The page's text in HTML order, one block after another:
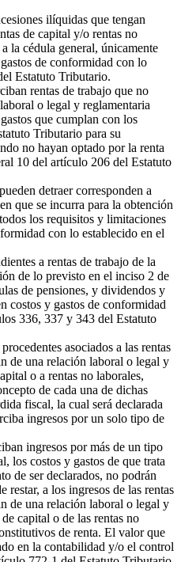
ilíquidas que tengan
de capital y/o rentas no
la cédula general, únicamente
de conformidad con lo
Estatuto Tributario.
rentas de trabajo que no
o legal y reglamentaria
que cumplan con los
Tributario para su
no hayan optado por la renta
10 del artículo 206 del Estatuto
detraer corresponden a
que se incurra para la obtención
los requisitos y limitaciones
con lo establecido en el
a rentas de trabajo de la
de lo previsto en el inciso 2 de
de pensiones, y dividendos y
costos y gastos de conformidad
336, 337 y 343 del Estatuto
asociados a las rentas
de una relación laboral o legal y
o a rentas no laborales,
de cada una de dichas
fiscal, la cual será declarada
ingresos por un solo tipo de
ingresos por más de un tipo
los costos y gastos de que trata
de ser declarados, no podrán
restar, a los ingresos de las rentas
de una relación laboral o legal y
capital o de las rentas no
de renta. El valor que
en la contabilidad y/o el control